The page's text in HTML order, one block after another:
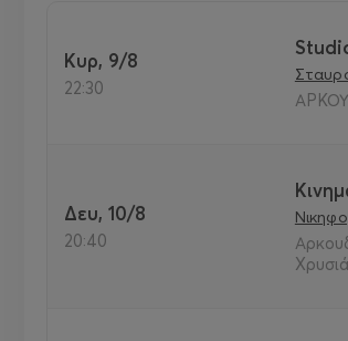
Κυρ, 9/8
22:30
Δευ, 10/8
20:40